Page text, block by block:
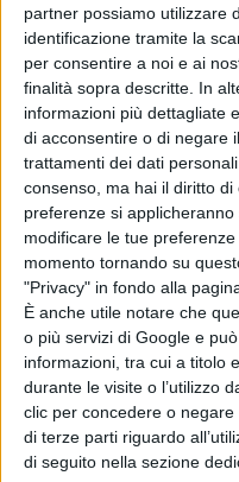
partner possiamo utilizzare
identificazione tramite la
per consentire a noi e ai
finalità sopra descritte. In
informazioni più dettagliate
di acconsentire o di negare
trattamenti dei dati
consenso, ma hai il diritto
preferenze si
modificare le tue
momento tornando su
"Privacy" in fondo alla
È anche utile notare che
o più servizi di Google e
informazioni, tra cui a titolo
durante le visite o l’utilizzo
clic per concedere o
di terze parti riguardo
di seguito nella sezione